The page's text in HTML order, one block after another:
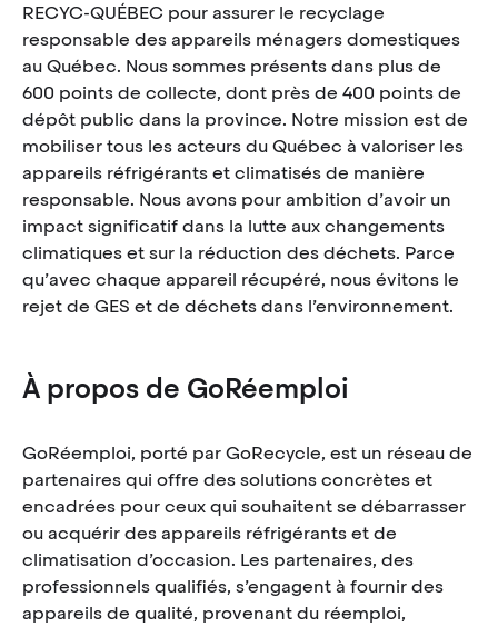
RECYC-QUÉBEC pour assurer le recyclage
responsable des appareils ménagers domestiques
au Québec. Nous sommes présents dans plus de
600 points de collecte, dont près de 400 points de
dépôt public dans la province. Notre mission est de
mobiliser tous les acteurs du Québec à valoriser les
appareils réfrigérants et climatisés de manière
responsable. Nous avons pour ambition d’avoir un
impact significatif dans la lutte aux changements
climatiques et sur la réduction des déchets. Parce
qu’avec chaque appareil récupéré, nous évitons le
rejet de GES et de déchets dans l’environnement.
À propos de GoRéemploi
GoRéemploi, porté par GoRecycle, est un réseau de
partenaires qui offre des solutions concrètes et
encadrées pour ceux qui souhaitent se débarrasser
ou acquérir des appareils réfrigérants et de
climatisation d’occasion. Les partenaires, des
professionnels qualifiés, s’engagent à fournir des
appareils de qualité, provenant du réemploi,